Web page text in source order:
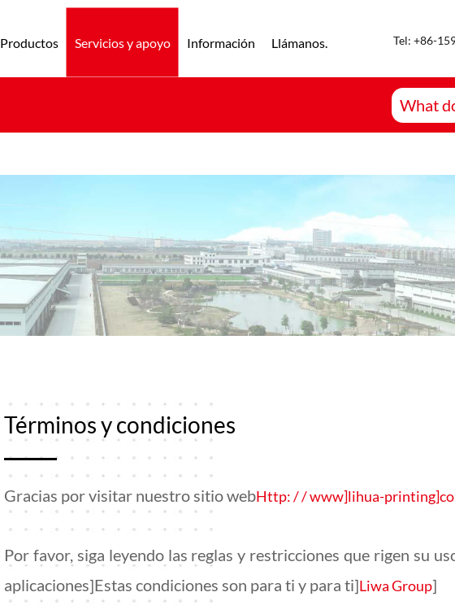
Productos Servicios y apoyo Información Llámanos. Tel: +86-
Términos y condiciones
Gracias por visitar nuestro sitio webHttp: / / www]lihua-
Por favor, siga leyendo las reglas y restricciones que rigen su
aplicaciones]Estas condiciones son para ti y para ti]Liwa Group]